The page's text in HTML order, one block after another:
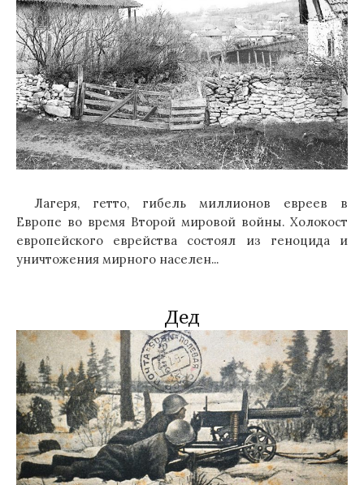
Лагеря, гетто, гибель миллионов евреев в
Европе во время Второй мировой войны. Холокост
европейского еврейства состоял из геноцида и
уничтожения мирного населен...
Дед